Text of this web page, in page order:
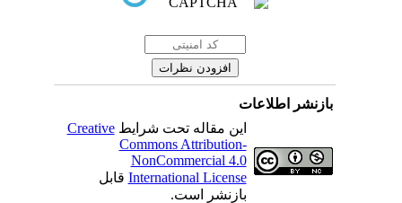
بازنشر اطلاعات
این مقاله تحت شرایطCreative
Commons Attribution-
NonCommercial 4.0
International Licenseقابل
بازنشر است.